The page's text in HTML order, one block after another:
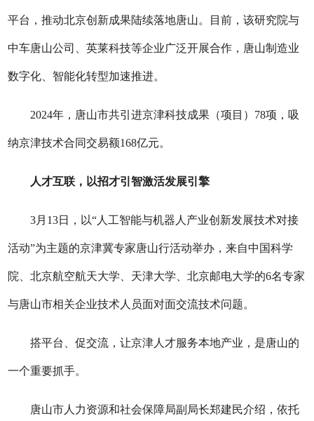
平台，推动北京创新成果陆续落地唐山。目前，该研究院与
中车唐山公司、英莱科技等企业广泛开展合作，唐山制造业
数字化、智能化转型加速推进。
2024年，唐山市共引进京津科技成果（项目）78项，吸
纳京津技术合同交易额168亿元。
人才互联，以招才引智激活发展引擎
3月13日，以“人工智能与机器人产业创新发展技术对接
活动”为主题的京津冀专家唐山行活动举办，来自中国科学
院、北京航空航天大学、天津大学、北京邮电大学的6名专家
与唐山市相关企业技术人员面对面交流技术问题。
搭平台、促交流，让京津人才服务本地产业，是唐山的
一个重要抓手。
唐山市人力资源和社会保障局副局长郑建民介绍，依托